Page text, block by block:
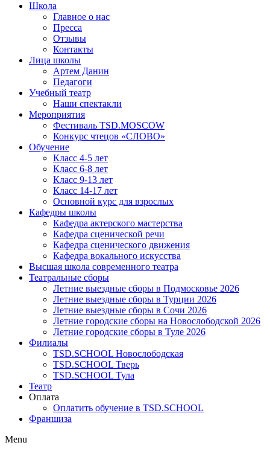
Школа
Главное о нас
Пресса
Отзывы
Контакты
Лица школы
Артем Данин
Педагоги
Учебный театр
Наши спектакли
Мероприятия
Фестиваль TSD.MOSCOW
Конкурс чтецов «СЛОВО»
Обучение
Класс 4-5 лет
Класс 6-8 лет
Класс 9-13 лет
Класс 14-17 лет
Основной курс для взрослых
Кафедры школы
Кафедра актерского мастерства
Кафедра сценической речи
Кафедра сценического движения
Кафедра вокального искусства
Высшая школа современного театра
Театральные сборы
Летние выездные сборы в Подмосковье 2026
Летние выездные сборы в Турции 2026
Летние выездные сборы в Сочи 2026
Летние городские сборы на Новослободской 2026
Летние городские сборы в Туле 2026
Филиалы
TSD.SCHOOL Новослободская
TSD.SCHOOL Тверь
TSD.SCHOOL Тула
Театр
Оплата
Оплатить обучение в TSD.SCHOOL
Франшиза
Menu